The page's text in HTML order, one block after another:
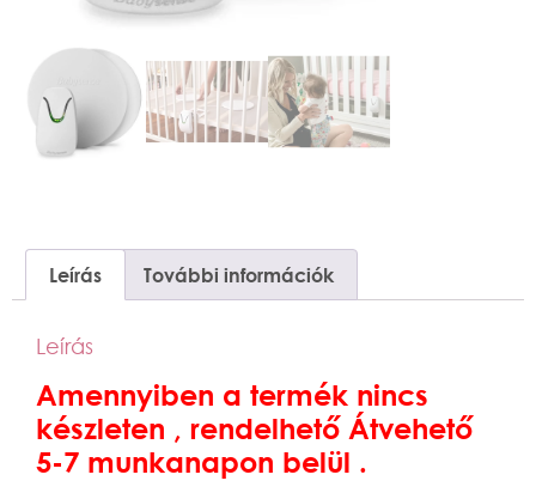
Leírás További információk
Leírás
Amennyiben a termék nincs
készleten , rendelhető Átvehető
5-7 munkanapon belül .